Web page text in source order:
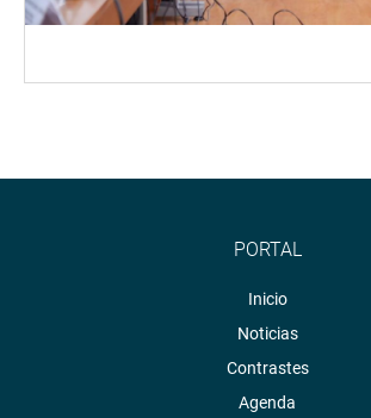
PORTAL
Inicio
Noticias
Contrastes
Agenda